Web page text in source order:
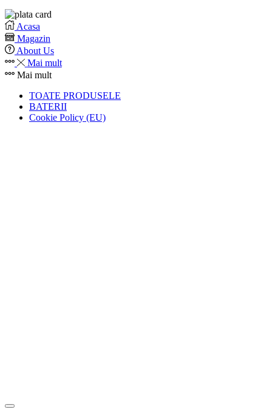
Acasa
Magazin
About Us
Mai mult
Mai mult
TOATE PRODUSELE
BATERII
Cookie Policy (EU)